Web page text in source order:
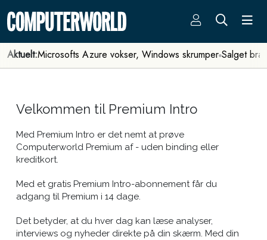
Aktuelt:Microsofts Azure vokser, Windows skrumper Salget
Velkommen til Premium Intro
Med Premium Intro er det nemt at prøve
Computerworld Premium af - uden binding eller
kreditkort.
Med et gratis Premium Intro-abonnement får du
adgang til Premium i 14 dage.
Det betyder, at du hver dag kan læse analyser,
interviews og nyheder direkte på din skærm. Med din